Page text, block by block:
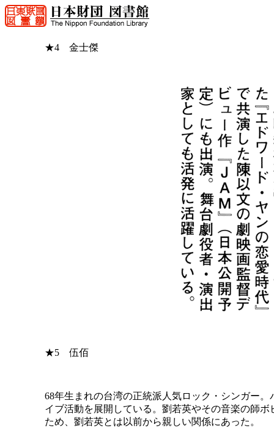
★4 金士傑
★5 伍佰
68年生まれの台湾の正統派人気ロック・シンガー
イブ活動を展開している。劉若英やその音楽の師
ため、劉若英とは以前から親しい関係にあった。